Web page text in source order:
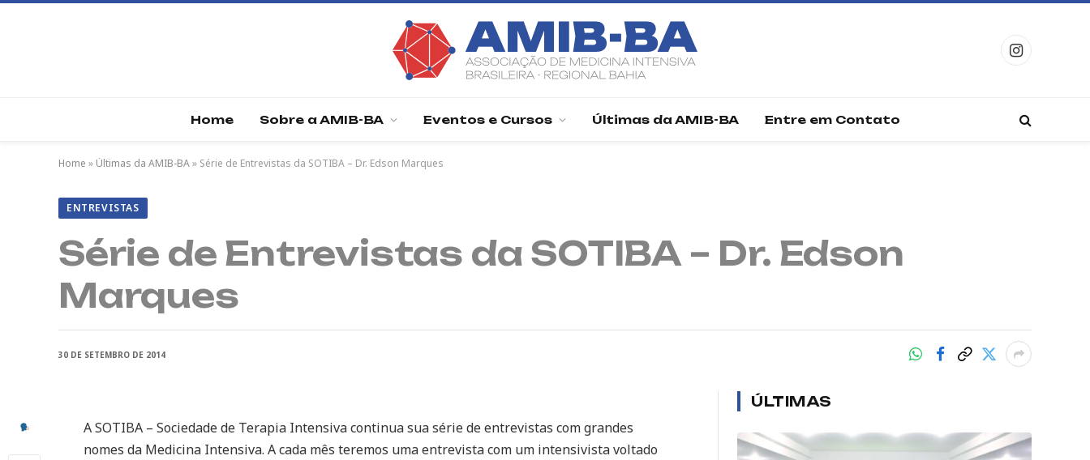
Instagram
Home Sobre a AMIB-BA Eventos e Cursos Últimas da AMIB-BA Entre em Contato
Home » Últimas da AMIB-BA» Série de Entrevistas da SOTIBA – Dr. Edson Marques
ENTREVISTAS
Série de Entrevistas da SOTIBA – Dr. Edson
Marques
30 DE SETEMBRO DE 2014
A SOTIBA – Sociedade de Terapia Intensiva continua sua série de entrevistas com grandes
nomes da Medicina Intensiva. A cada mês teremos uma entrevista com um intensivista voltado
ÚLTIMAS